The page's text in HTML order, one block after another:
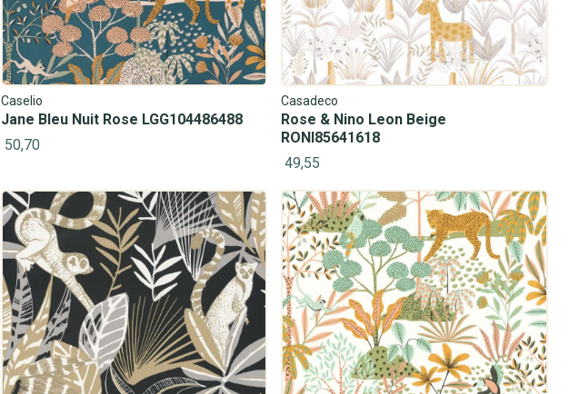
Caselio
Jane Bleu Nuit Rose LGG104486488
50,70
Casadeco
Rose & Nino Leon Beige
RONI85641618
49,55